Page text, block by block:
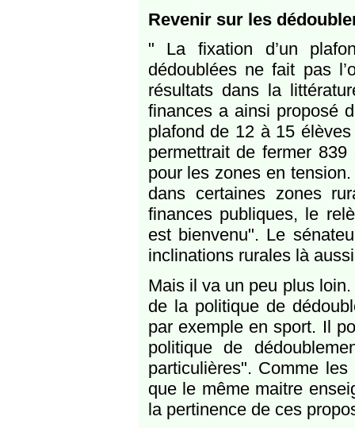
Revenir sur les
" La fixation d’un
dédoublées ne fait pas
résultats dans la
finances a ainsi proposé
plafond de 12 à 15
permettrait de fermer
pour les zones en
dans certaines zones
finances publiques, le
est bienvenu". Le
inclinations rurales là
Mais il va un peu plus
de la politique de
par exemple en sport. Il
politique de
particulières". Comme
que le même maitre
la pertinence de ces